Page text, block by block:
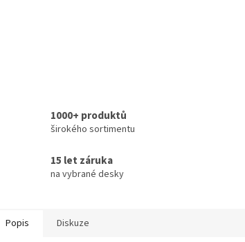
1000+ produktů
širokého sortimentu
15 let záruka
na vybrané desky
Popis Diskuze